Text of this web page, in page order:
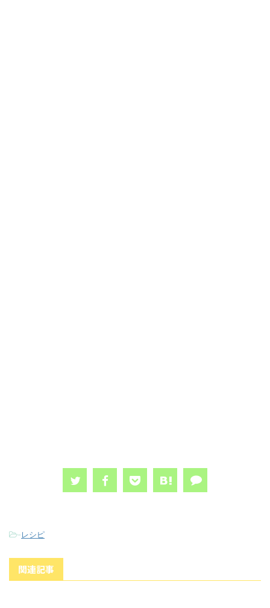
-レシピ
関連記事